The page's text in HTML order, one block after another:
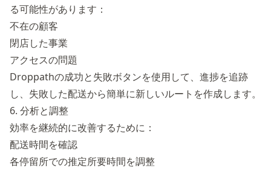
る可能性があります：
不在の顧客
閉店した事業
アクセスの問題
Droppathの成功と失敗ボタンを使用して、進捗を追跡
し、失敗した配送から簡単に新しいルートを作成します。
6. 分析と調整
効率を継続的に改善するために：
配送時間を確認
各停留所での推定所要時間を調整